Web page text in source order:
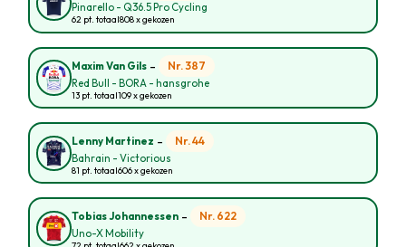
Pinarello - Q36.5 Pro Cycling
62 pt. totaal808 x gekozen
Maxim Van Gils - Nr. 387
Red Bull - BORA - hansgrohe
13 pt. totaal109 x gekozen
Lenny Martinez - Nr. 44
Bahrain - Victorious
81 pt. totaal606 x gekozen
Tobias Johannessen - Nr. 622
Uno-X Mobility